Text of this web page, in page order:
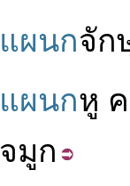
แผนกจัก
แผนกหู
จมูก